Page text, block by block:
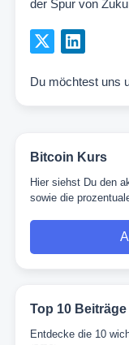
der Spur von
Du möchtest uns
Bitcoin Kurs
Hier siehst Du den
sowie die
Top 10 Beiträge
Entdecke die 10